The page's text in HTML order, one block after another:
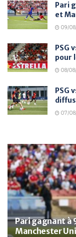
Pari
et
09/
PSG
pour
08/
PSG
07/
Pari gagnant à
Manchester